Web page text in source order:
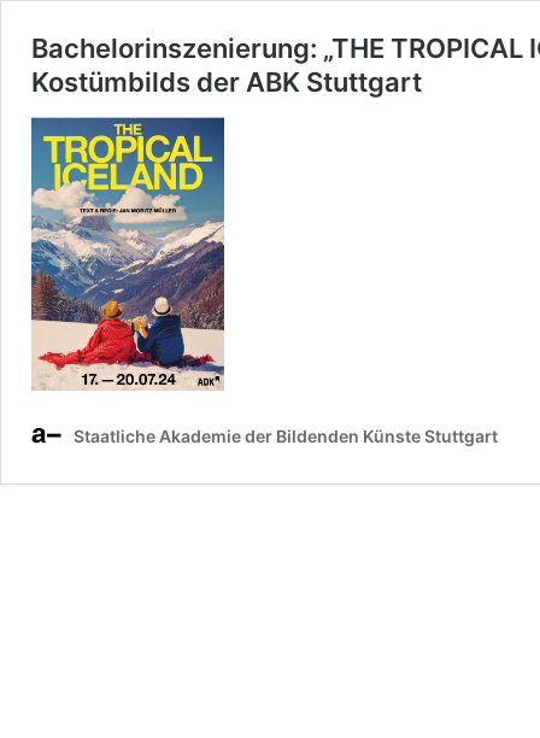
Bachelorinszenierung: „THE
Kostümbilds der ABK Stuttgart
Staatliche Akademie der Bildenden Künste Stuttgart